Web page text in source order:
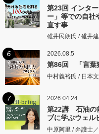
第23回 インタ
ー」等での自社
直す事
碓井民朗氏 / 碓井
6 2026.08.5
第86回 「言葉
中村義裕氏 / 日本
7 2026.04.24
第22講 石油の
ブに学ぶウェル
中原阿里 / 弁護士